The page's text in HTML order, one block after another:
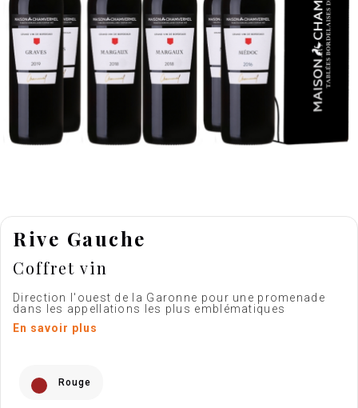
Rive Gauche
Coffret vin
Direction l'ouest de la Garonne pour une promenade
dans les appellations les plus emblématiques
En savoir plus
Rouge